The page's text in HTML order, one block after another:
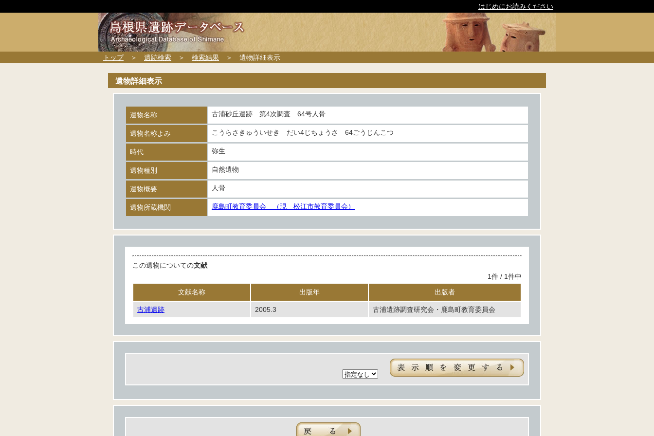
はじめにお読みください
トップ＞ 遺跡検索 ＞ 検索結果 ＞ 遺物詳細表示
遺物詳細表示
遺物名称 古浦砂丘遺跡 第4次調査 64号人骨
遺物名称よみ こうらさきゅういせき だい4じちょうさ 64ごうじんこつ
時代 弥生
遺物種別 自然遺物
遺物概要 人骨
遺物所蔵機関 鹿島町教育委員会 （現 松江市教育委員会）
この遺物についての文献
1件 / 1件中
文献名称
出版年 出版者
古浦遺跡 2005.3 古浦遺跡調査研究会・鹿島町教育委員会